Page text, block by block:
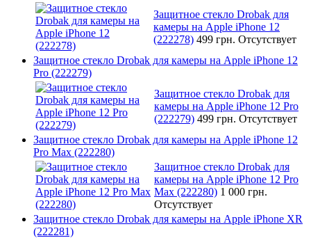
Защитное стекло Drobak для
камеры на Apple iPhone 12
(222278) 499 грн. Отсутствует
Защитное стекло Drobak для камеры на Apple iPhone 12
Pro (222279)
Защитное стекло Drobak для
камеры на Apple iPhone 12 Pro
(222279) 499 грн. Отсутствует
Защитное стекло Drobak для камеры на Apple iPhone 12
Pro Max (222280)
Защитное стекло Drobak для
камеры на Apple iPhone 12 Pro
Max (222280) 1 000 грн.
Отсутствует
Защитное стекло Drobak для камеры на Apple iPhone XR
(222281)